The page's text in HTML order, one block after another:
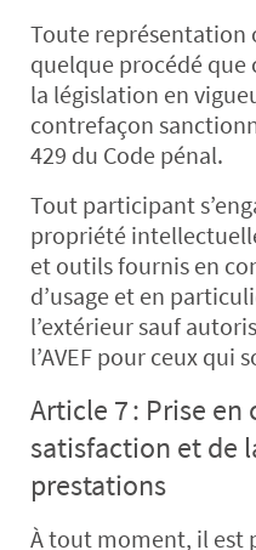
Toute
quelque procédé que
la législation en
contrefaçon
429 du Code pénal.
Tout participant
propriété
et outils fournis en
d’usage et en
l’extérieur sauf
l’AVEF pour ceux qui
Article 7 : Prise en
satisfaction et de
prestations
À tout moment, il est